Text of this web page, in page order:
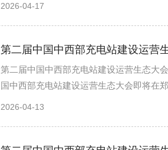
2026-04-17
第二届中国中西部充电站建设运营
第二届中国中西部充电站建设运营生态大
国中西部充电站建设运营生态大会即将在
2026-04-13